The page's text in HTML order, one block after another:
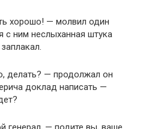
хорошо! — молвил один
с ним неслыханная штука
делать? — продолжал он
доклад написать —